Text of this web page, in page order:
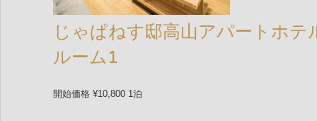
じゃぱねす邸高山アパートホテ
ルーム1
開始価格 ¥10,800 1泊